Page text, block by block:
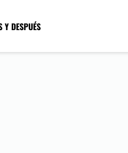
Y DESPUÉS